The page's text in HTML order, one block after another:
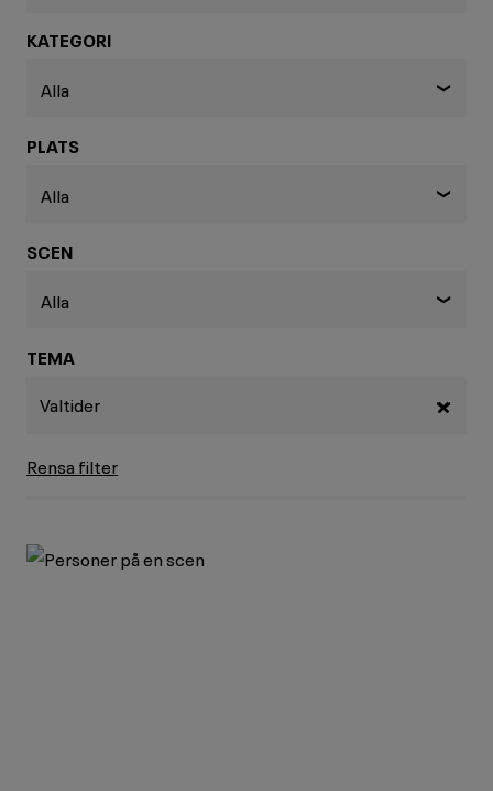
KATEGORI
Alla
❯
PLATS
Alla
❯
SCEN
Alla
❯
TEMA
Valtider
❯
Rensa filter